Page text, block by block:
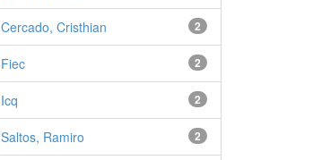
2
Cercado, Cristhian
2
Fiec
2
Icq
2
Saltos, Ramiro